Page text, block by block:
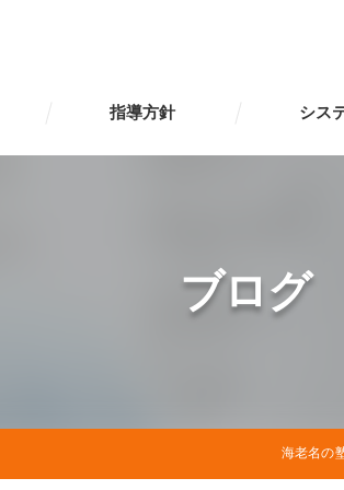
指導方針 シス
ブログ
海老名の